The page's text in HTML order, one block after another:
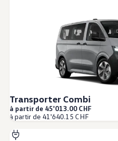
Transporter Combi
à partir de 45'013.00 CHF
à partir de 41'640.15 CHF